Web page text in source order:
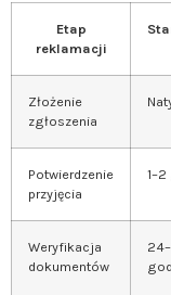
Etap
reklamacji
Złożenie
zgłoszenia
Potwierdzenie
przyjęcia
Weryfikacja
dokumentów